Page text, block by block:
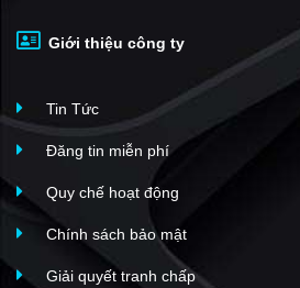
Giới thiệu công ty
Tin Tức
Đăng tin miễn phí
Quy chế hoạt động
Chính sách bảo mật
Giải quyết tranh chấp